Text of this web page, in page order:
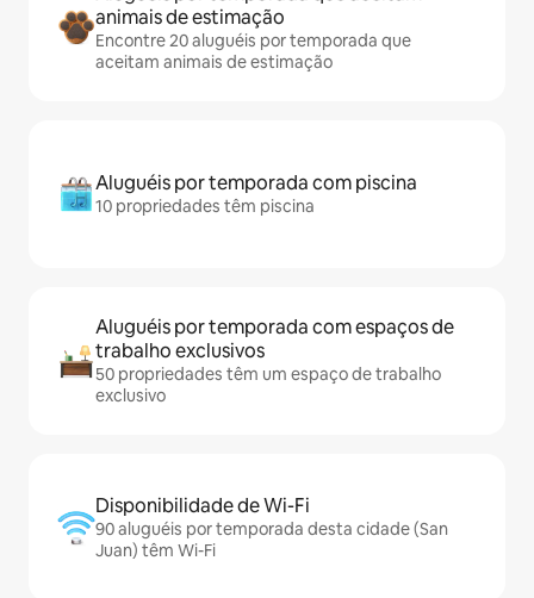
animais de estimação
Encontre 20 aluguéis por temporada que
aceitam animais de estimação
Aluguéis por temporada com piscina
10 propriedades têm piscina
Aluguéis por temporada com espaços de
trabalho exclusivos
50 propriedades têm um espaço de trabalho
exclusivo
Disponibilidade de Wi-Fi
90 aluguéis por temporada desta cidade (San
Juan) têm Wi-Fi